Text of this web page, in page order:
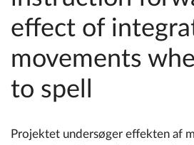
effect of
movements
to spell
Projektet undersøger effekten af